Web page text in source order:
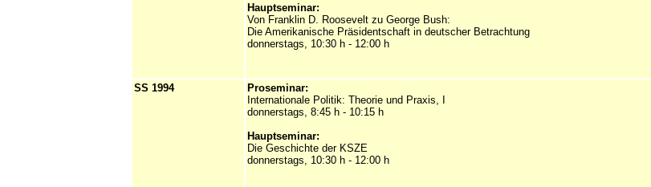
Hauptseminar:
Von Franklin D. Roosevelt zu George Bush:
Die Amerikanische Präsidentschaft in deutscher Betrachtung
donnerstags, 10:30 h - 12:00 h
SS 1994
Proseminar:
Internationale Politik: Theorie und Praxis, I
donnerstags, 8:45 h - 10:15 h
Hauptseminar:
Die Geschichte der KSZE
donnerstags, 10:30 h - 12:00 h